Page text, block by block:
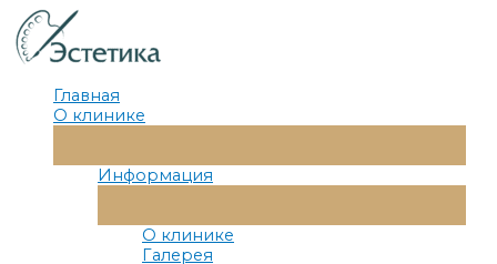
Перейти
к
содержимому
Главная
О клинике
Меню
Информация
Меню
О клинике
Галерея